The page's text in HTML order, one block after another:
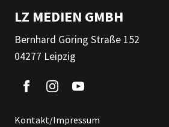
LZ MEDIEN GMBH
Bernhard Göring Straße 152
04277 Leipzig
Kontakt/Impressum